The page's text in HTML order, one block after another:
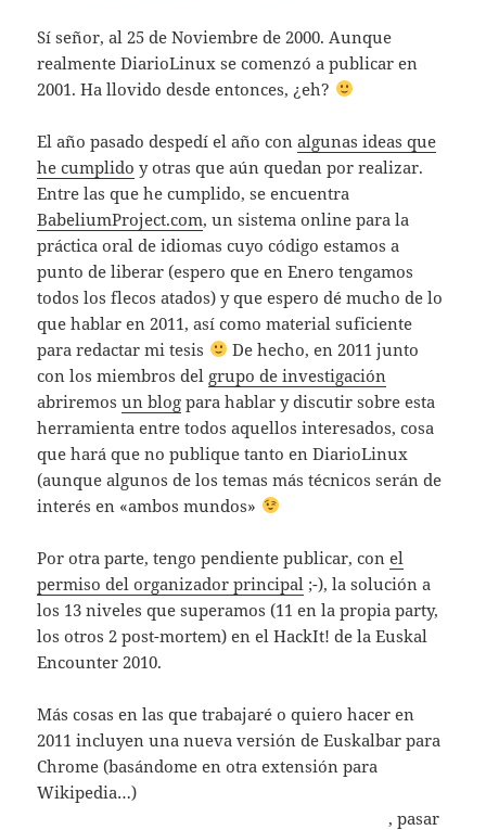
Sí señor, al 25 de Noviembre de 2000. Aunque
realmente DiarioLinux se comenzó a publicar en
2001. Ha llovido desde entonces, ¿eh?
El año pasado despedí el año conalgunas ideas que
he cumplido y otras que aún quedan por realizar.
Entre las que he cumplido, se encuentra
BabeliumProject.com, un sistema online para la
práctica oral de idiomas cuyo código estamos a
punto de liberar (espero que en Enero tengamos
todos los flecos atados) y que espero dé mucho de lo
que hablar en 2011, así como material suficiente
para redactar mi tesis
De hecho, en 2011 junto
con los miembros del grupo de investigación
abriremosun blog para hablar y discutir sobre esta
herramienta entre todos aquellos interesados, cosa
que hará que no publique tanto en DiarioLinux
(aunque algunos de los temas más técnicos serán de
interés en «ambos mundos»
Por otra parte, tengo pendiente publicar, conel
permiso del organizador principal ;-), la solución a
los 13 niveles que superamos (11 en la propia party,
los otros 2 post-mortem) en el HackIt! de la Euskal
Encounter 2010.
Más cosas en las que trabajaré o quiero hacer en
2011 incluyen una nueva versión de Euskalbar para
Chrome (basándome en otra extensión para
Wikipedia…)
, pasar